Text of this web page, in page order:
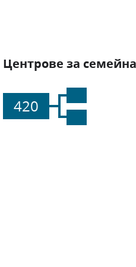
Центрове за
420